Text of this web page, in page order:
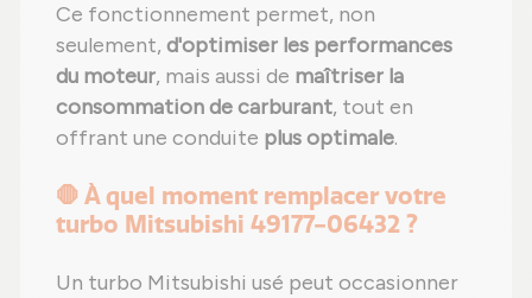
Ce fonctionnement permet, non
seulement, d'optimiser les performances
du moteur, mais aussi de maîtriser la
consommation de carburant, tout en
offrant une conduite plus optimale.
🛑 À quel moment remplacer votre
turbo Mitsubishi 49177-06432 ?
Un turbo Mitsubishi usé peut occasionner